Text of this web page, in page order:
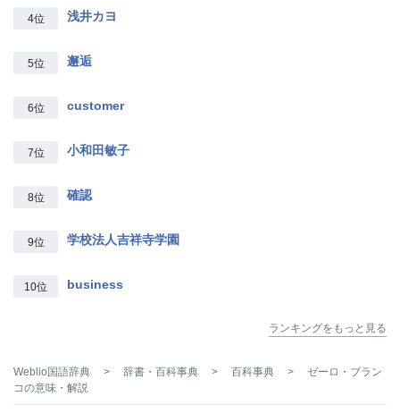
4位 浅井カヨ
5位 邂逅
6位 customer
7位 小和田敏子
8位 確認
9位 学校法人吉祥寺学園
10位 business
ランキングをもっと見る
Weblio国語辞典 > 辞書・百科事典 > 百科事典 >
ゼーロ・ブラン
コの意味・解説